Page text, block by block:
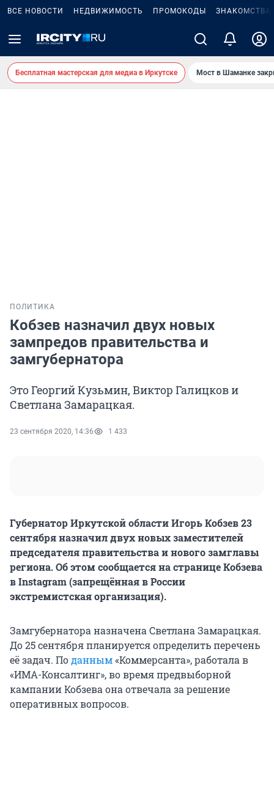
ВСЕ НОВОСТИ НЕДВИЖИМОСТЬ ПРОМОКОДЫ ЗНАКОМСТВА
Бесплатная мастерская для медиа в Иркутске Мост в Шаманке
ПОЛИТИКА
Кобзев назначил двух новых
зампредов правительства и
замгубернатора
Это Георгий Кузьмин, Виктор Галицков и
Светлана Замарацкая.
23 сентября 2020, 14:36 1 433
Губернатор Иркутской области Игорь Кобзев 23
сентября назначил двух новых заместителей
председателя правительства и нового замглавы
региона. Об этом сообщается на странице Кобзева
в Instagram (запрещённая в России
экстремистская организация).
Замгубернатора назначена Светлана Замарацкая.
До 25 сентября планируется определить перечень
её задач. Поданным«Коммерсанта», работала в
«ИМА-Консалтинг», во время предвыборной
кампании Кобзева она отвечала за решение
оперативных вопросов.